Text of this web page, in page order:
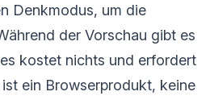
Denkmodus, um die
der Vorschau gibt es
kostet nichts und erfordert
ein Browserprodukt, keine